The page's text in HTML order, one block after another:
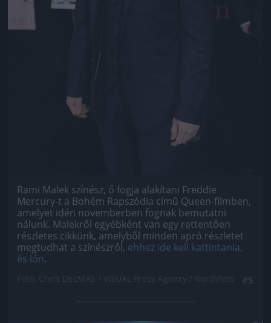
Rami Malek színész, ő fogja alakítani Freddie
Mercury-t a Bohém Rapszódia című Queen-filmben,
amelyet idén novemberben fognak bemutatni
nálunk. Malekről egyébként van egy rettentően
részletes cikkünk, amelyből minden apró részletet
megtudhat a színészről, ehhez ide kell kattintania,
és lőn.